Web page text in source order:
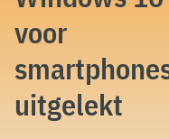
voor
uitgelekt